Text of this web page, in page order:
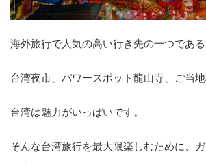
海外旅行で人気の高い行き先の一つである
台湾夜市、パワースポット龍山寺、ご当地
台湾は魅力がいっぱいです。
そんな台湾旅行を最大限楽しむために、